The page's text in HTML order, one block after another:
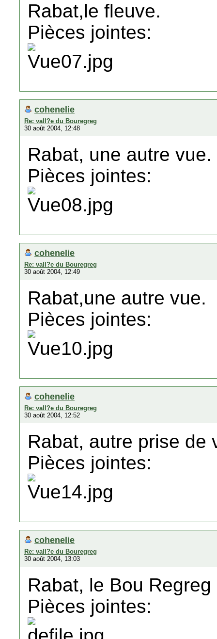
Rabat,le fleuve.
Pièces jointes:
cohenelie
Re: vall?e du Bouregreg
30 août 2004, 12:48
Rabat, une autre vue.
Pièces jointes:
cohenelie
Re: vall?e du Bouregreg
30 août 2004, 12:49
Rabat,une autre vue.
Pièces jointes:
cohenelie
Re: vall?e du Bouregreg
30 août 2004, 12:52
Rabat, autre prise de
Pièces jointes:
cohenelie
Re: vall?e du Bouregreg
30 août 2004, 13:03
Rabat, le Bou
Pièces jointes: